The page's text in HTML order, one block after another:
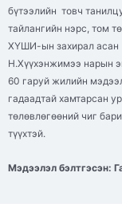
бүтээлийн товч
тайлангийн нэрс, том
ХҮШИ-ын захирал асан
Н.Хүүхэнжимээ нарын
60 гаруй жилийн
гадаадтай хамтарсан
төлөвлөгөөний чиг
түүхтэй.
Мэдээлэл бэлтгэсэн: